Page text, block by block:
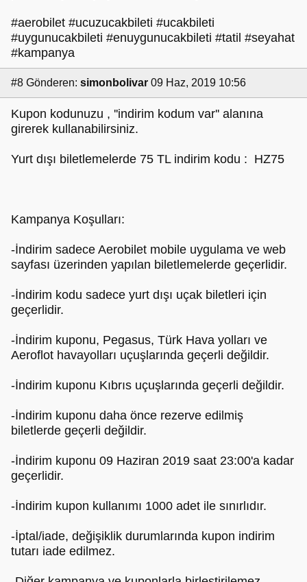
#aerobilet #ucuzucakbileti #ucakbileti
#uygunucakbileti #enuygunucakbileti #tatil #seyahat
#kampanya
#8 Gönderen: simonbolivar 09 Haz, 2019 10:56
Kupon kodunuzu , ''indirim kodum var'' alanına
girerek kullanabilirsiniz.
Yurt dışı biletlemelerde 75 TL indirim kodu : HZ75
Kampanya Koşulları:
-İndirim sadece Aerobilet mobile uygulama ve web
sayfası üzerinden yapılan biletlemelerde geçerlidir.
-İndirim kodu sadece yurt dışı uçak biletleri için
geçerlidir.
-İndirim kuponu, Pegasus, Türk Hava yolları ve
Aeroflot havayolları uçuşlarında geçerli değildir.
-İndirim kuponu Kıbrıs uçuşlarında geçerli değildir.
-İndirim kuponu daha önce rezerve edilmiş
biletlerde geçerli değildir.
-İndirim kuponu 09 Haziran 2019 saat 23:00'a kadar
geçerlidir.
-İndirim kupon kullanımı 1000 adet ile sınırlıdır.
-İptal/iade, değişiklik durumlarında kupon indirim
tutarı iade edilmez.